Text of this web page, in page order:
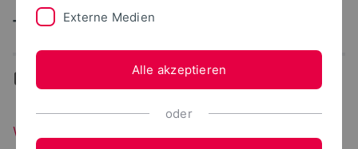
Technische Hochschule Ostwestfalen-Lippe
Workshop: Digitale Apps zur
Externe Medien
Alle akzeptieren
oder